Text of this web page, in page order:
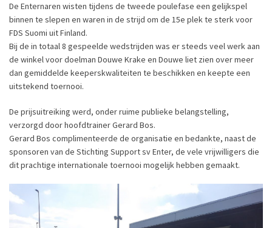
De Enternaren wisten tijdens de tweede poulefase een gelijkspel
binnen te slepen en waren in de strijd om de 15e plek te sterk voor
FDS Suomi uit Finland.
Bij de in totaal 8 gespeelde wedstrijden was er steeds veel werk aan
de winkel voor doelman Douwe Krake en Douwe liet zien over meer
dan gemiddelde keeperskwaliteiten te beschikken en keepte een
uitstekend toernooi.
De prijsuitreiking werd, onder ruime publieke belangstelling,
verzorgd door hoofdtrainer Gerard Bos.
Gerard Bos complimenteerde de organisatie en bedankte, naast de
sponsoren van de Stichting Support sv Enter, de vele vrijwilligers die
dit prachtige internationale toernooi mogelijk hebben gemaakt.